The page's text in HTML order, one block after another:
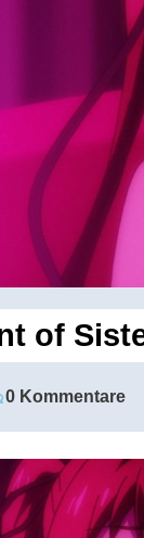
of
0 Kommentare